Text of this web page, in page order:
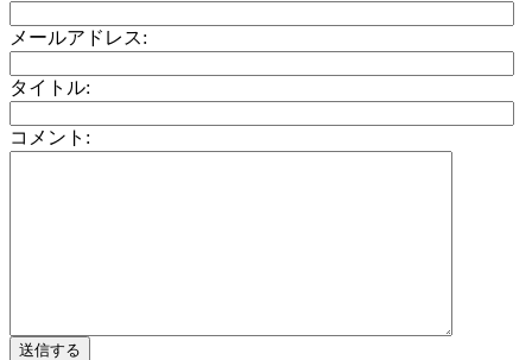
メールアドレス:
タイトル:
コメント: